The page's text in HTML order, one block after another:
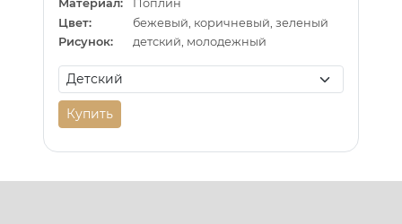
Материал:
Поплин
Цвет:
бежевый, коричневый, зеленый
Рисунок:
детский, молодежный
Купить